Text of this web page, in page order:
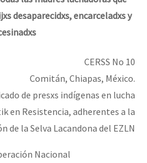
desaparecidxs, encarceladxs y
CERSS No 10
Comitán, Chiapas, México.
de presxs indígenas en lucha
en Resistencia, adherentes a la
de la Selva Lacandona del EZLN
Nacional